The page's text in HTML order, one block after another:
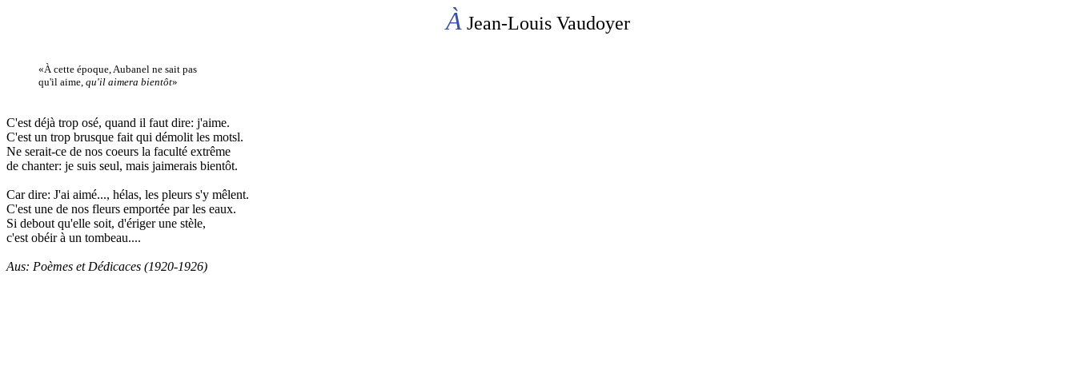
À Jean-Louis Vaudoyer
«À cette époque, Aubanel ne sait pas
qu'il aime, qu'il aimera bientôt»
C'est déjà trop osé, quand il faut dire: j'aime.
C'est un trop brusque fait qui démolit les motsl.
Ne serait-ce de nos coeurs la faculté extrême
de chanter: je suis seul, mais jaimerais bientôt.
Car dire: J'ai aimé..., hélas, les pleurs s'y mêlent.
C'est une de nos fleurs emportée par les eaux.
Si debout qu'elle soit, d'ériger une stèle,
c'est obéir à un tombeau....
Aus: Poèmes et Dédicaces (1920-1926)